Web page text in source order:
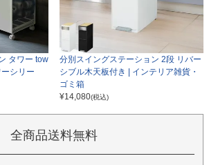
タワー tow
シリー
分別スイングステーション 2段 リバー
シブル木天板付き | インテリア雑貨・
ゴミ箱
¥14,080(税込)
全商品送料無料